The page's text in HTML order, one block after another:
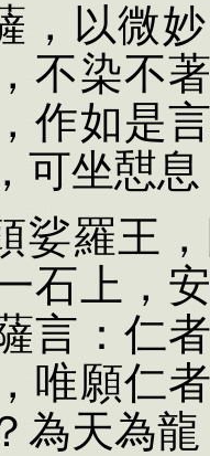
，以微
不染不
作如是
可坐憇
娑羅王
石上，
言：仁
唯願仁
為天為